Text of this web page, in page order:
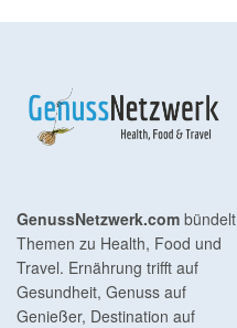
GenussNetzwerk.com bündelt
Themen zu Health, Food und
Travel. Ernährung trifft auf
Gesundheit, Genuss auf
Genießer, Destination auf